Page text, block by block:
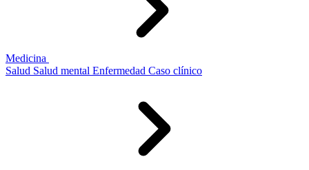
Medicina
Salud Salud mental Enfermedad Caso clínico